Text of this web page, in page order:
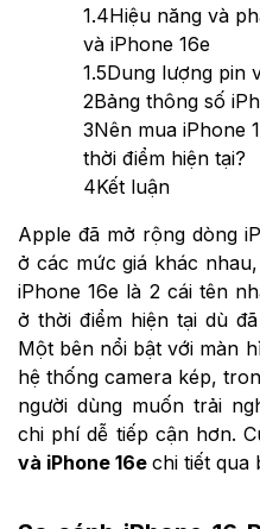
1.4Hiệu năng và
và iPhone 16e
1.5Dung lượng pin
2Bảng thông số
3Nên mua iPhone
thời điểm hiện tại?
4Kết luận
Apple đã mở rộng dòng
ở các mức giá khác
iPhone 16e là 2 cái tên
ở thời điểm hiện tại dù
Một bên nổi bật với màn
hệ thống camera kép,
người dùng muốn trải
chi phí dễ tiếp cận hơn.
và iPhone 16e chi tiết qua